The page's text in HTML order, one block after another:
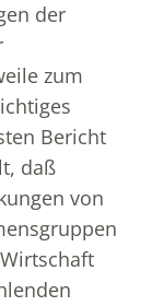
der
zum
Bericht
daß
von